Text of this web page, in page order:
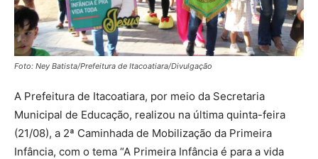
Foto: Ney Batista/Prefeitura de Itacoatiara/Divulgação
A Prefeitura de Itacoatiara, por meio da Secretaria
Municipal de Educação, realizou na última quinta-feira
(21/08), a 2ª Caminhada de Mobilização da Primeira
Infância, com o tema “A Primeira Infância é para a vida